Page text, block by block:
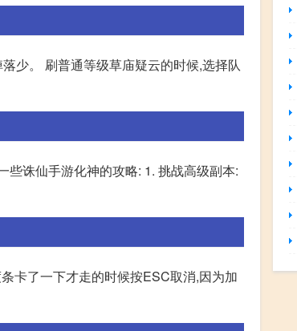
少。 刷普通等级草庙疑云的时候,选择队
诛仙手游化神的攻略: 1. 挑战高级副本:
卡了一下才走的时候按ESC取消,因为加